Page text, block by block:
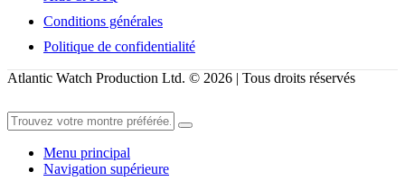
Conditions générales
Politique de confidentialité
Atlantic Watch Production Ltd. © 2026 | Tous droits réservés
Menu principal
Navigation supérieure